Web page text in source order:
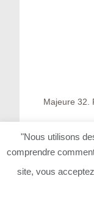
Majeure 32.
"Nous utilisons
comprendre
site, vous